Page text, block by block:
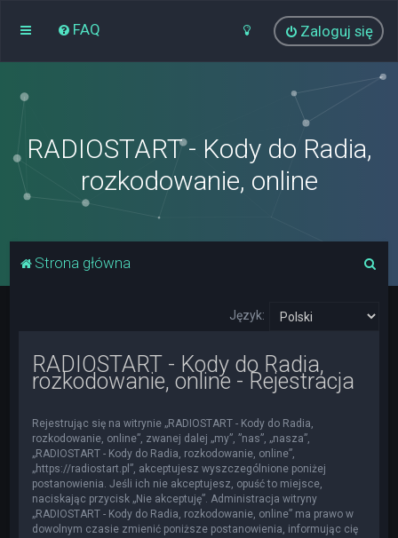
FAQ Zaloguj się
RADIOSTART - Kody do Radia,
rozkodowanie, online
Strona główna
Język:
RADIOSTART - Kody do Radia,
rozkodowanie, online - Rejestracja
Rejestrując się na witrynie „RADIOSTART - Kody do Radia,
rozkodowanie, online”, zwanej dalej „my”, ”nas”, „nasza”,
„RADIOSTART - Kody do Radia, rozkodowanie, online”,
„https://radiostart.pl”, akceptujesz wyszczególnione poniżej
postanowienia. Jeśli ich nie akceptujesz, opuść to miejsce,
naciskając przycisk „Nie akceptuję”. Administracja witryny
„RADIOSTART - Kody do Radia, rozkodowanie, online” ma prawo w
dowolnym czasie zmienić poniższe postanowienia, informując cię